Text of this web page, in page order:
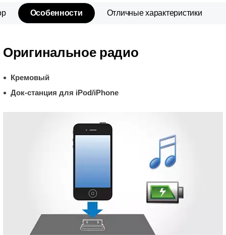
Особенности Отличные характеристики
Оригинальное радио
Кремовый
Док-станция для iPod/iPhone